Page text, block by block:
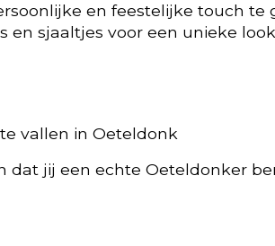
en feestelijke touch
sjaaltjes voor een unieke
vallen in Oeteldonk
dat jij een echte Oeteldonker